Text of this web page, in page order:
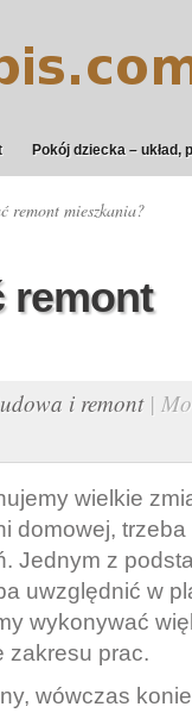
Pokój dziecka – układ,
remont mieszkania?
remont
i remont|
wielkie
domowej,
Jednym z
uwzględnić w
wykonywać
zakresu prac.
wówczas